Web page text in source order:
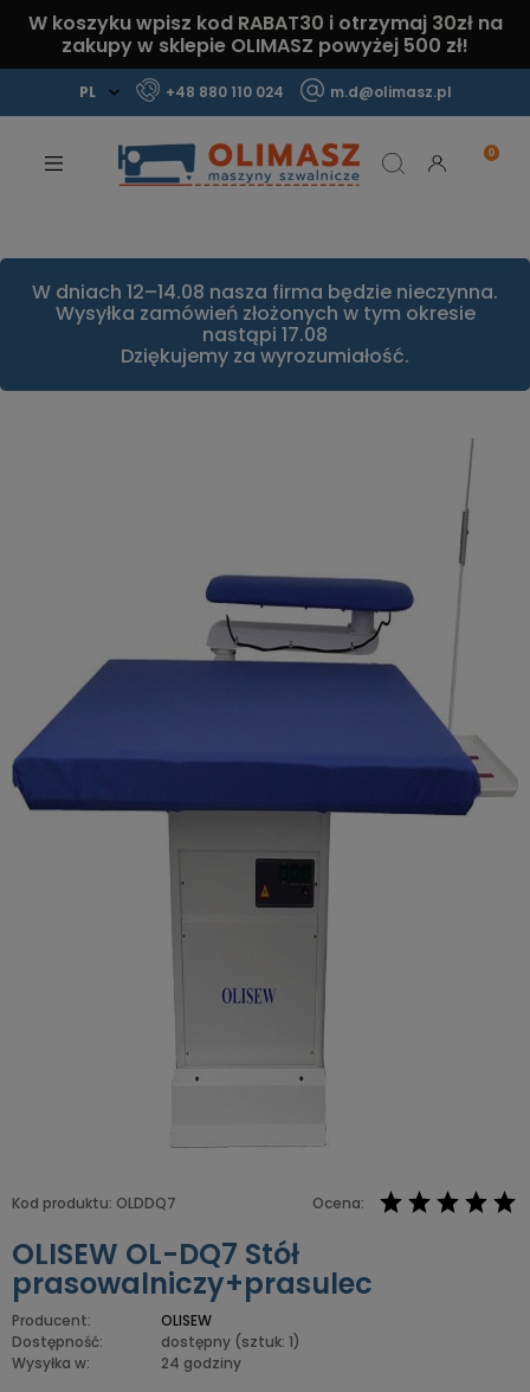
W koszyku wpisz kod RABAT30 i otrzymaj 30złna
zakupy w sklepie OLIMASZ powyżej 500 zł!
+48 880 110 024 m.d@olimasz.pl
Sprawdź!
W dniach 12–14.08 nasza firma będzie nieczynna.
Wysyłka zamówień złożonych w tym okresie
nastąpi 17.08
Dziękujemy za wyrozumiałość.
Ocena:
Kod produktu: OLDDQ7
OLISEW OL-DQ7 Stół
prasowalniczy+prasulec
Producent:
OLISEW
Dostępność:
dostępny (sztuk: 1)
Wysyłka w:
24 godziny